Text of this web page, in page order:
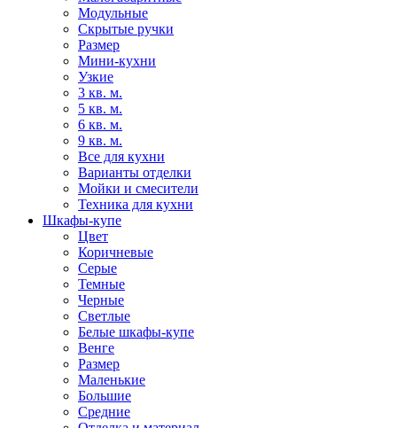
Модульные
Скрытые ручки
Размер
Мини-кухни
Узкие
3 кв. м.
5 кв. м.
6 кв. м.
9 кв. м.
Все для кухни
Варианты отделки
Мойки и смесители
Техника для кухни
Шкафы-купе
Цвет
Коричневые
Серые
Темные
Черные
Светлые
Белые шкафы-купе
Венге
Размер
Маленькие
Большие
Средние